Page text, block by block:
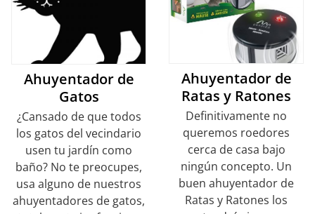
Ahuyentador de
Gatos
¿Cansado de que todos
los gatos del vecindario
usen tu jardín como
baño? No te preocupes,
usa alguno de nuestros
ahuyentadores de gatos,
Ahuyentador de
Ratas y Ratones
Definitivamente no
queremos roedores
cerca de casa bajo
ningún concepto. Un
buen ahuyentador de
Ratas y Ratones los